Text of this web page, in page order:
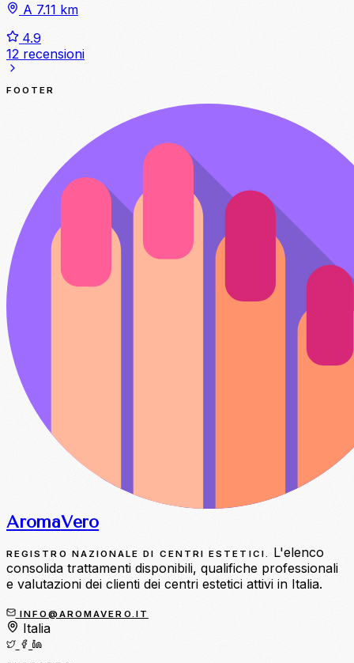
A 7.11 km
4.9
12 recensioni
FOOTER
AromaVero
REGISTRO NAZIONALE DI CENTRI ESTETICI.
L'elenco
consolida trattamenti disponibili, qualifiche professionali
e valutazioni dei clienti dei centri estetici attivi in Italia.
INFO@AROMAVERO.IT
Italia